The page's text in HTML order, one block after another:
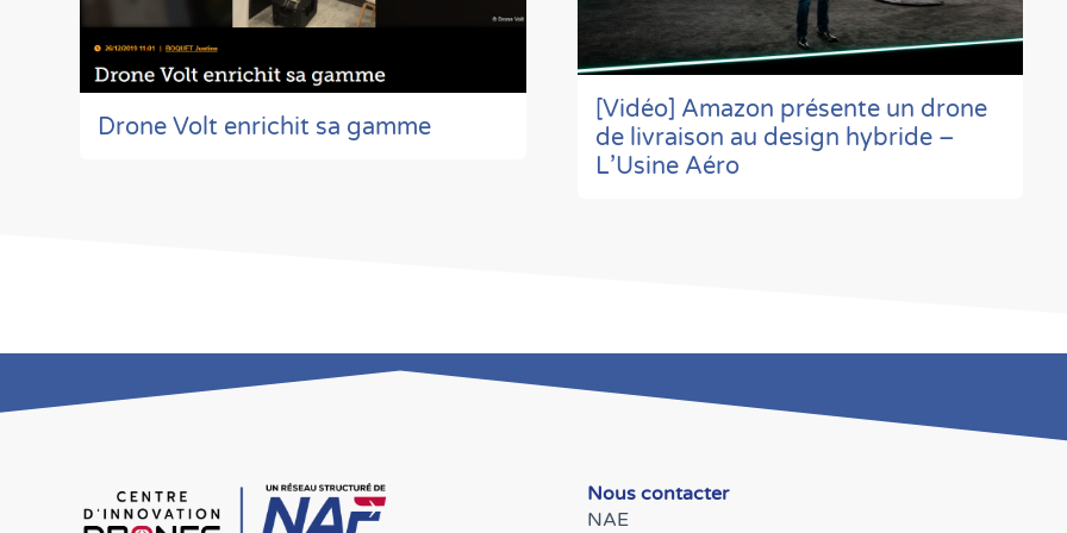
Drone Volt enrichit sa gamme
[Vidéo] Amazon présente un drone
de livraison au design hybride –
L’Usine Aéro
Nous contacter
NAE